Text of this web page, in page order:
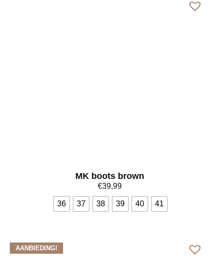
MK boots brown
€39,99
36 37 38 39 40 41
AANBIEDING!